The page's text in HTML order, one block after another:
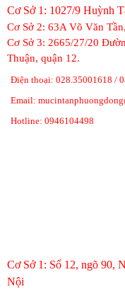
Cơ Sở 1: 1027/9 Huỳnh
Cơ Sở 2: 63A Võ Văn
Cơ Sở 3: 2665/27/20
Thuận, quận 12.
Điện thoại: 028.35001618 /
Email:
Hotline: 0946104498
Cơ Sở 1: Số 12, ngõ 90,
Nội